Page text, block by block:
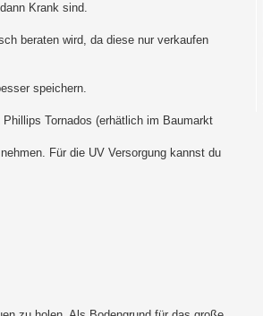
Krank sind.
beraten wird, da diese nur verkaufen
speichern.
Tornados (erhätlich im Baumarkt
Für die UV Versorgung kannst du